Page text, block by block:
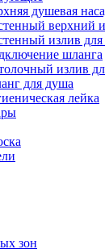
душевая
верхний
излив
шланга
излив
для душа
лейка
зон